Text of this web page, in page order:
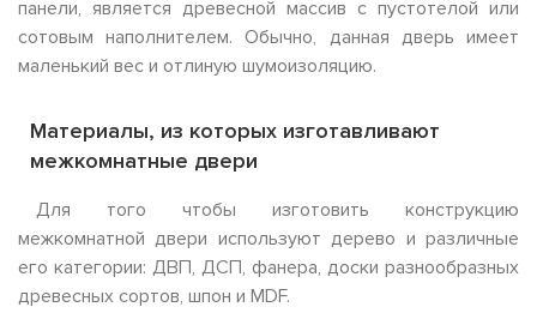
панели, является древесной массив с пустотелой или
сотовым наполнителем. Обычно, данная дверь имеет
маленький вес и отлиную шумоизоляцию.
Материалы, из которых изготавливают
межкомнатные двери
Для того чтобы изготовить конструкцию
межкомнатной двери используют дерево и различные
его категории: ДВП, ДСП, фанера, доски разнообразных
древесных сортов, шпон и MDF.